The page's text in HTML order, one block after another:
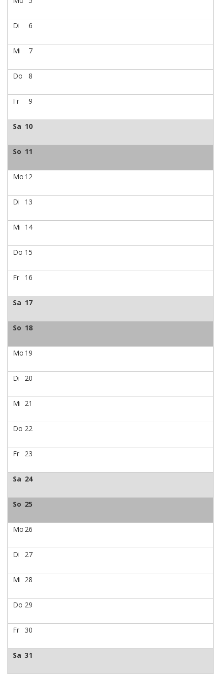
Di 6
Mi 7
Do 8
Fr 9
Sa 10
So 11
Mo 12
Di 13
Mi 14
Do 15
Fr 16
Sa 17
So 18
Mo 19
Di 20
Mi 21
Do 22
Fr 23
Sa 24
So 25
Mo 26
Di 27
Mi 28
Do 29
Fr 30
Sa 31